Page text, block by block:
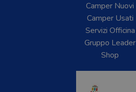
Camper Nuovi
Camper Usati
Servizi Officina
Gruppo Leader
Shop